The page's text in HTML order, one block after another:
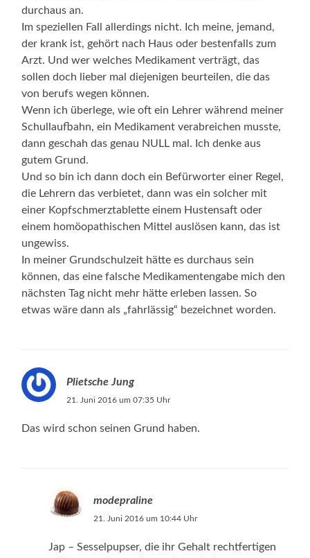
durchaus an.
Im speziellen Fall allerdings nicht. Ich meine, jemand,
der krank ist, gehört nach Haus oder bestenfalls zum
Arzt. Und wer welches Medikament verträgt, das
sollen doch lieber mal diejenigen beurteilen, die das
von berufs wegen können.
Wenn ich überlege, wie oft ein Lehrer während meiner
Schullaufbahn, ein Medikament verabreichen musste,
dann geschah das genau NULL mal. Ich denke aus
gutem Grund.
Und so bin ich dann doch ein Befürworter einer Regel,
die Lehrern das verbietet, dann was ein solcher mit
einer Kopfschmerztablette einem Hustensaft oder
einem homöopathischen Mittel auslösen kann, das ist
ungewiss.
In meiner Grundschulzeit hätte es durchaus sein
können, das eine falsche Medikamentengabe mich den
nächsten Tag nicht mehr hätte erleben lassen. So
etwas wäre dann als „fahrlässig“ bezeichnet worden.
Plietsche Jung
21. Juni 2016 um 07:35 Uhr
Das wird schon seinen Grund haben.
modepraline
21. Juni 2016 um 10:44 Uhr
Jap – Sesselpupser, die ihr Gehalt rechtfertigen